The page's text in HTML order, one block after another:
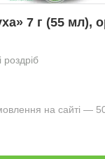
7 г (55 мл),
роздріб
на сайті —